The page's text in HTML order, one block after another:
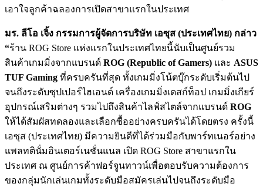
เอาใจลูกค้าฉลองการเปิดสาขาแรกในประเทศ
มร. ลีโอ เจิ้ง กรรมการผู้จัดการบริษัท เอซุส (ประเทศไทย) กล่าว
“ร้าน ROG Store แห่งแรกในประเทศไทยนี้นับเป็นศูนย์รวม
สินค้าเกมมิ่งจากแบรนด์ ROG (Republic of Gamers) และ ASUS
TUF Gaming ที่ครบครันที่สุด ทั้งเกมมิ่งโน้ตบุ๊กระดับเริ่มต้นไป
จนถึงระดับซุปเปอร์ไฮเอนด์ เครื่องเกมมิ่งเดสก์ท็อป เกมมิ่งเกียร์
อุปกรณ์เสริมต่างๆ รวมไปถึงสินค้าไลฟ์สไตล์จากแบรนด์ ROG
ให้ได้สัมผัสทดลองและเลือกซื้ออย่างครบครันได้โดยตรง ครั้งนี้
เอซุส (ประเทศไทย) มีความยินดีที่ได้ร่วมมือกับพาร์ทเนอร์อย่าง
แพลทตินั่มอินเตอร์เนชั่นแนล เปิด ROG Store สาขาแรกใน
ประเทศ ณ ศูนย์การค้าฟอร์จูนทาวน์เพื่อตอบรับความต้องการ
ของกลุ่มนักเล่นเกมทั้งระดับมือสมัครเล่นไปจนถึงระดับมือ